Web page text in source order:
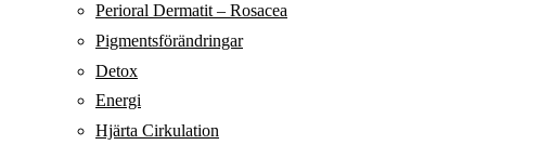
Perioral Dermatit – Rosacea
Pigmentsförändringar
Detox
Energi
Hjärta Cirkulation